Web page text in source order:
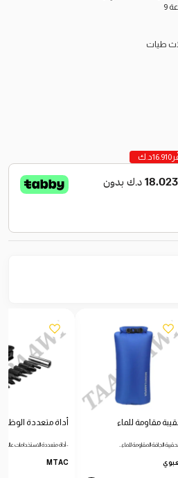
9
طيات
16.910د.ك
مقاومة للماء
الجافة المقاومة للماء…
أداة متعددة
- أداة متعددة الاستخدامات عالية…
MTAC